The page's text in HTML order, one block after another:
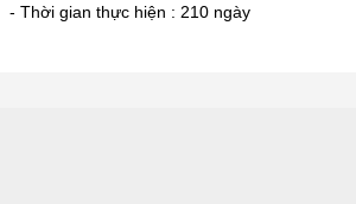
- Thời gian thực hiện : 210 ngày